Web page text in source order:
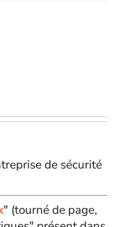
de sécurité
" (tourné de page,